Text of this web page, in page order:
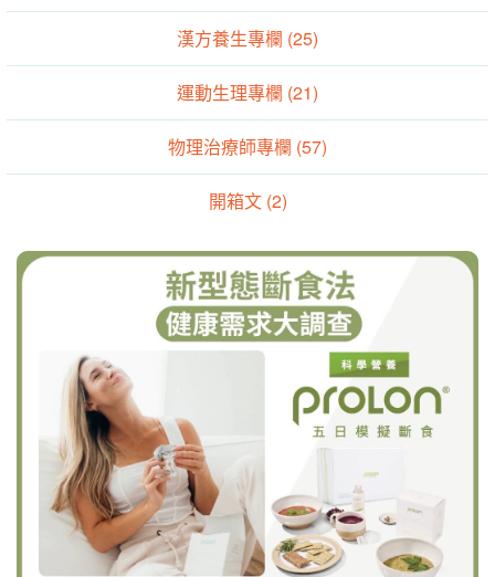
漢方養生專欄 (25)
運動生理專欄 (21)
物理治療師專欄 (57)
開箱文 (2)